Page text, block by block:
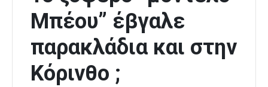
Μπέου” έβγαλε
παρακλάδια και στην
Κόρινθο ;